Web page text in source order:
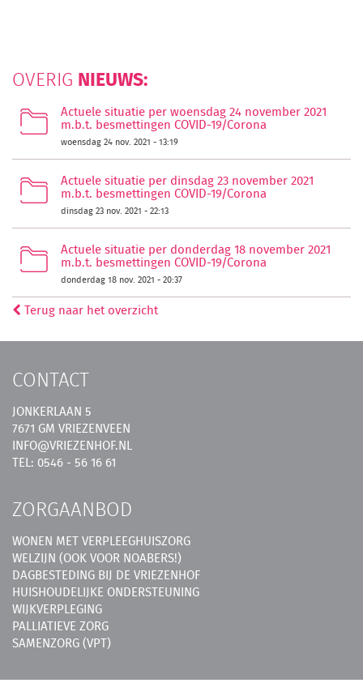
OVERIG NIEUWS:
Actuele situatie per woensdag 24 november 2021
m.b.t. besmettingen COVID-19/Corona
woensdag 24 nov. 2021 - 13:19
Actuele situatie per dinsdag 23 november 2021
m.b.t. besmettingen COVID-19/Corona
dinsdag 23 nov. 2021 - 22:13
Actuele situatie per donderdag 18 november 2021
m.b.t. besmettingen COVID-19/Corona
donderdag 18 nov. 2021 - 20:37
Terug naar het overzicht
CONTACT
JONKERLAAN 5
7671 GM VRIEZENVEEN
INFO@VRIEZENHOF.NL
TEL: 0546 - 56 16 61
ZORGAANBOD
WONEN MET VERPLEEGHUISZORG
WELZIJN (OOK VOOR NOABERS!)
DAGBESTEDING BIJ DE VRIEZENHOF
HUISHOUDELIJKE ONDERSTEUNING
WIJKVERPLEGING
PALLIATIEVE ZORG
SAMENZORG (VPT)